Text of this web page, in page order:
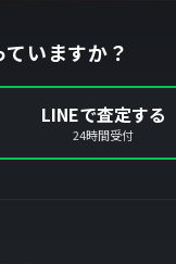
ていますか？
LINEで査定する
24時間受付